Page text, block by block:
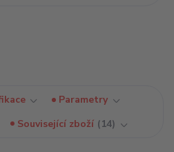
Parametry
Související zboží 14